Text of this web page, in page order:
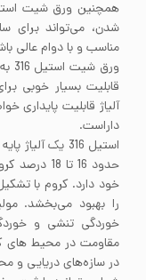
شدن، می‌تواند برای
مناسب و با دوام عالی
قابلیت بسیار خوبی
داراست.
استیل 316 یک
خود دارد. کروم با
را بهبود می‌بخشد.
مقاومت در محیط های
در سازه‌های دریایی و